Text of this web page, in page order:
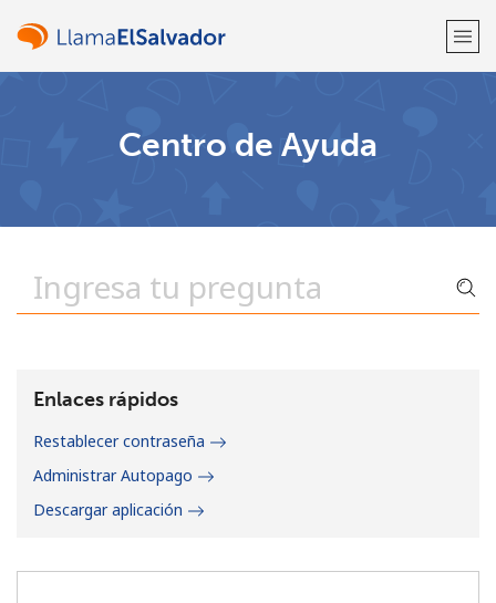
Centro de Ayuda
Enlaces rápidos
Restablecer contraseña
Administrar Autopago
Descargar aplicación